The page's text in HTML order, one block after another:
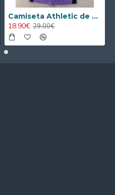
Camiseta Athletic de Bilbao 2024/2025 Alternativo Niño Kit
18.90€ 29.00€